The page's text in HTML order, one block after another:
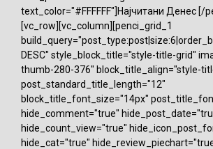
text_color="#FFFFFF"]Најчитани Денес [/
[vc_row][vc_column][penci_grid_1
DESC" style_block_title="style-title-grid"
thumb-280-376" block_title_align="style-
post_standard_title_length="12"
block_title_font_size="14px"
hide_comment="true"
hide_count_view="true"
hide_cat="true"